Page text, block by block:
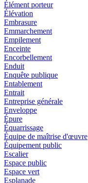
Élément porteur
Élévation
Embrasure
Emmarchement
Empilement
Enceinte
Encorbellement
Enduit
Enquête publique
Entablement
Entrait
Entreprise générale
Enveloppe
Épure
Équarrissage
Équipe de maîtrise d'œuvre
Équipement public
Escalier
Espace public
Espace vert
Esplanade